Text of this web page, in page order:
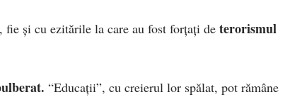
și cu ezitările la care au fost forțați de terorismul
“Educații”, cu creierul lor spălat, pot rămâne